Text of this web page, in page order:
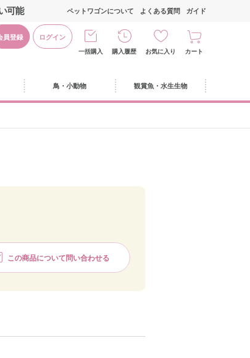
可能
員登録 ログイン
ペットワゴンについて よくある質問 ガイド
一括購入 購入履歴 お気に入り カート
鳥・小動物 観賞魚・水生生物
この商品について問い合わせる